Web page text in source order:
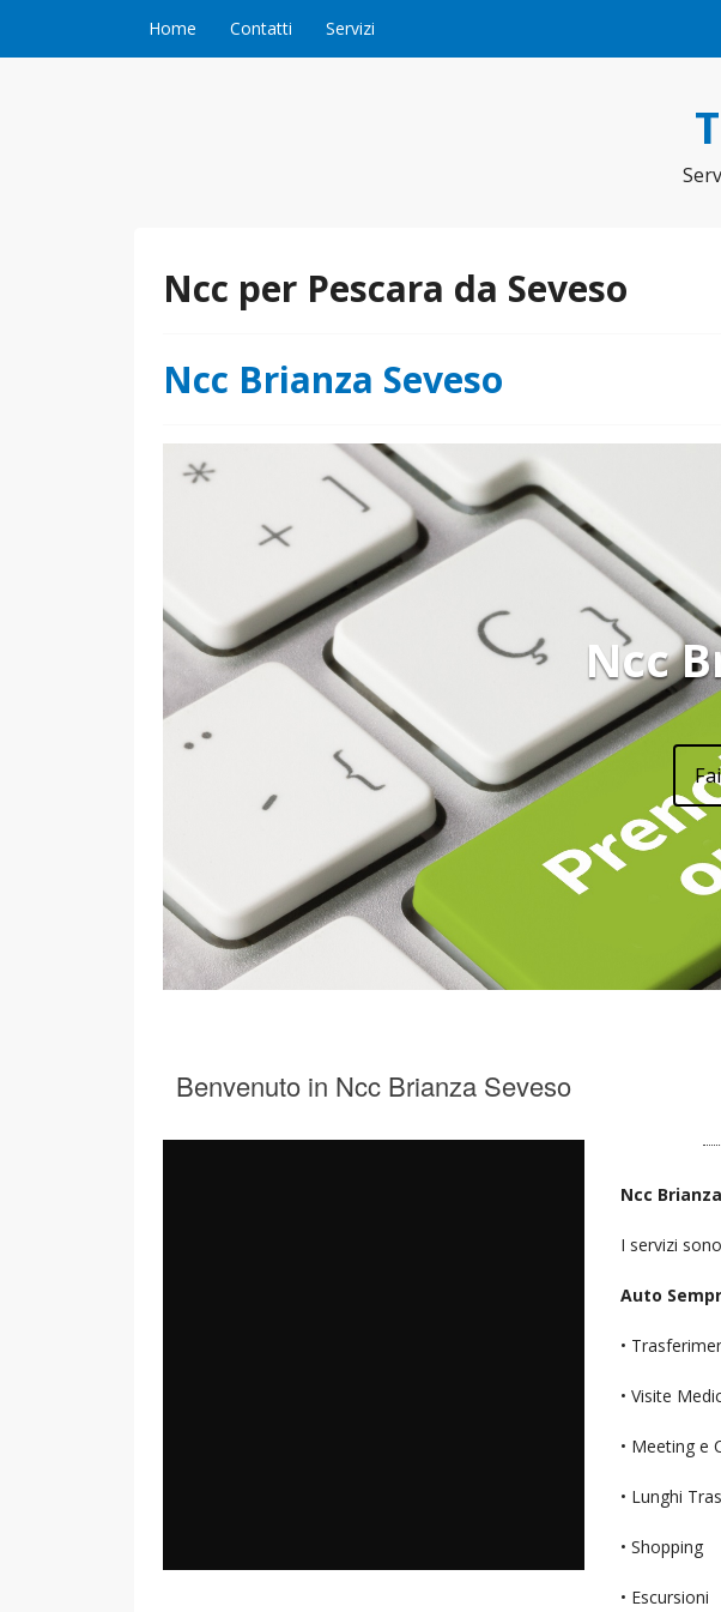
Home Contatti Servizi
Ncc per Pescara da Seveso
Ncc Brianza Seveso
Ncc
Benvenuto in Ncc Brianza Seveso
Ncc
I servizi
Auto
•
• Visite
• Meeting e
• Lunghi
• Shopping
• Escursioni